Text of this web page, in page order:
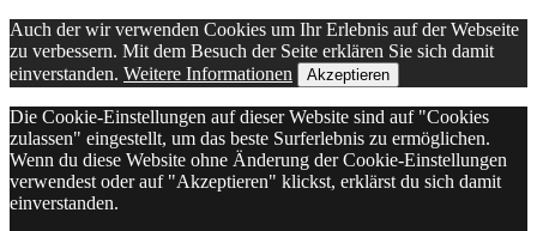
Auch der wir verwenden Cookies um Ihr Erlebnis auf der Webseite
zu verbessern. Mit dem Besuch der Seite erklären Sie sich damit
einverstanden. Weitere Informationen Akzeptieren
Die Cookie-Einstellungen auf dieser Website sind auf "Cookies
zulassen" eingestellt, um das beste Surferlebnis zu ermöglichen.
Wenn du diese Website ohne Änderung der Cookie-Einstellungen
verwendest oder auf "Akzeptieren" klickst, erklärst du sich damit
einverstanden.